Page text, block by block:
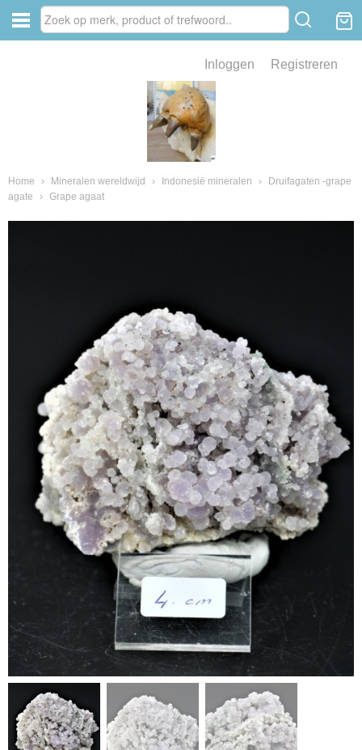
Inloggen Registreren
Home › Mineralen wereldwijd › Indonesië mineralen ›
Druifagaten -grape
agate
› Grape agaat
van fossielen en mineralen